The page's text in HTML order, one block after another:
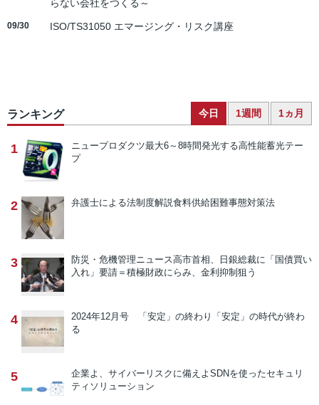
らない会社をつくる～
09/30 ISO/TS31050 エマージング・リスク講座
ランキング 今日 1週間 1ヵ月
1 ニュープロダクツ最大6～8時間発光する高性能蓄光テー
プ
2 弁護士による法制度解説食料供給困難事態対策法
3 防災・危機管理ニュース高市首相、日銀総裁に「国債買い
入れ」要請＝積極財政にらみ、金利抑制狙う
4 2024年12月号 「安定」の終わり
「安定」の時代が終わ
る
5 企業よ、サイバーリスクに備えよ SDNを使ったセキュリ
ティソリューション